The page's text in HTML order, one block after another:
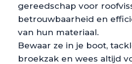
gereedschap voor
betrouwbaarheid en
van hun materiaal.
Bewaar ze in je boot,
broekzak en wees altijd